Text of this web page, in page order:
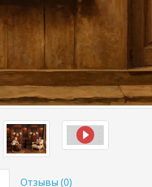
Отзывы (0)